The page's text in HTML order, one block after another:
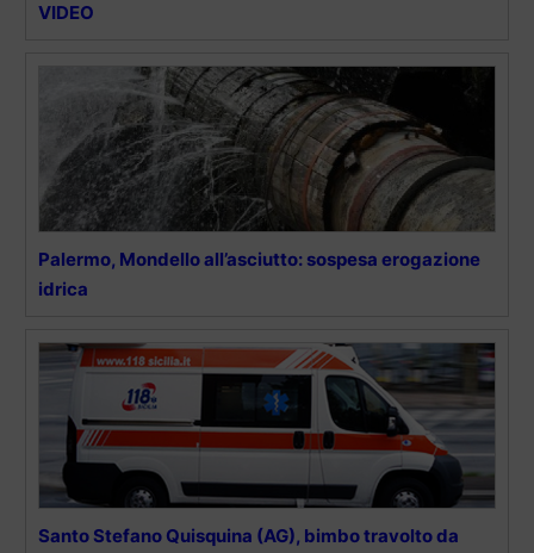
VIDEO
Palermo, Mondello all’asciutto: sospesa erogazione
idrica
Santo Stefano Quisquina (AG), bimbo travolto da